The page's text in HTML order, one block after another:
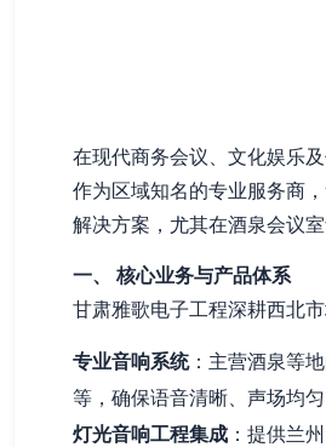
在现代商务会议、文化娱乐
作为区域知名的专业服务商
解决方案，尤其在酒泉会议
一、 核心业务与产品体系
甘肃雅歌电子工程深耕西北
专业音响系统：主营酒泉等
等，确保语音清晰、声场均
灯光音响工程集成 ：提供兰